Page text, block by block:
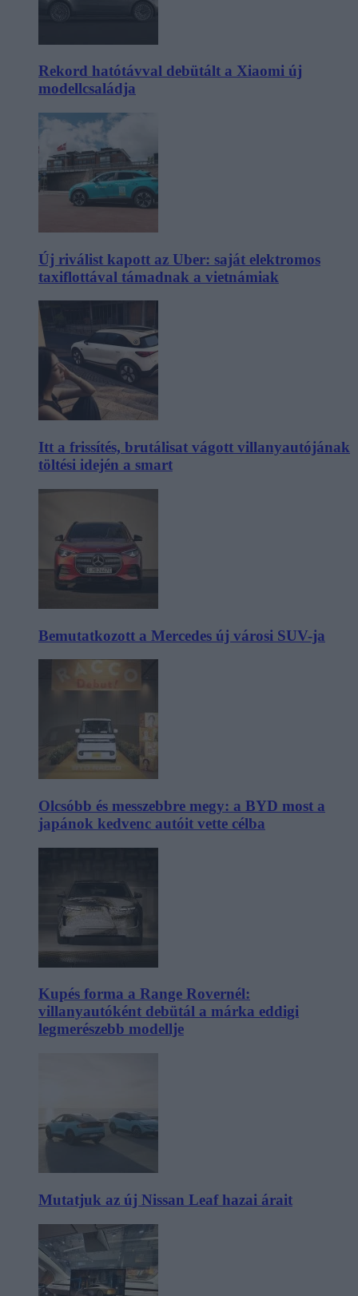
Rekord hatótávval debütált a Xiaomi új
modellcsaládja
Új riválist kapott az Uber: saját elektromos
taxiflottával támadnak a vietnámiak
Itt a frissítés, brutálisat vágott villanyautójának
töltési idején a smart
Bemutatkozott a Mercedes új városi SUV-ja
Olcsóbb és messzebbre megy: a BYD most a
japánok kedvenc autóit vette célba
Kupés forma a Range Rovernél:
villanyautóként debütál a márka eddigi
legmerészebb modellje
Mutatjuk az új Nissan Leaf hazai árait